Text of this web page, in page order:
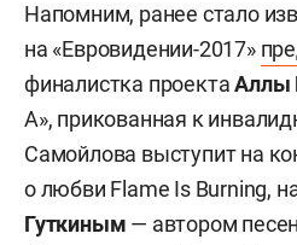
Напомним, ранее стало
на «Евровидении-2017»
финалистка проектаАллы
А», прикованная к
Самойлова выступит на
о любви Flame Is Burning,
Гуткиным — автором